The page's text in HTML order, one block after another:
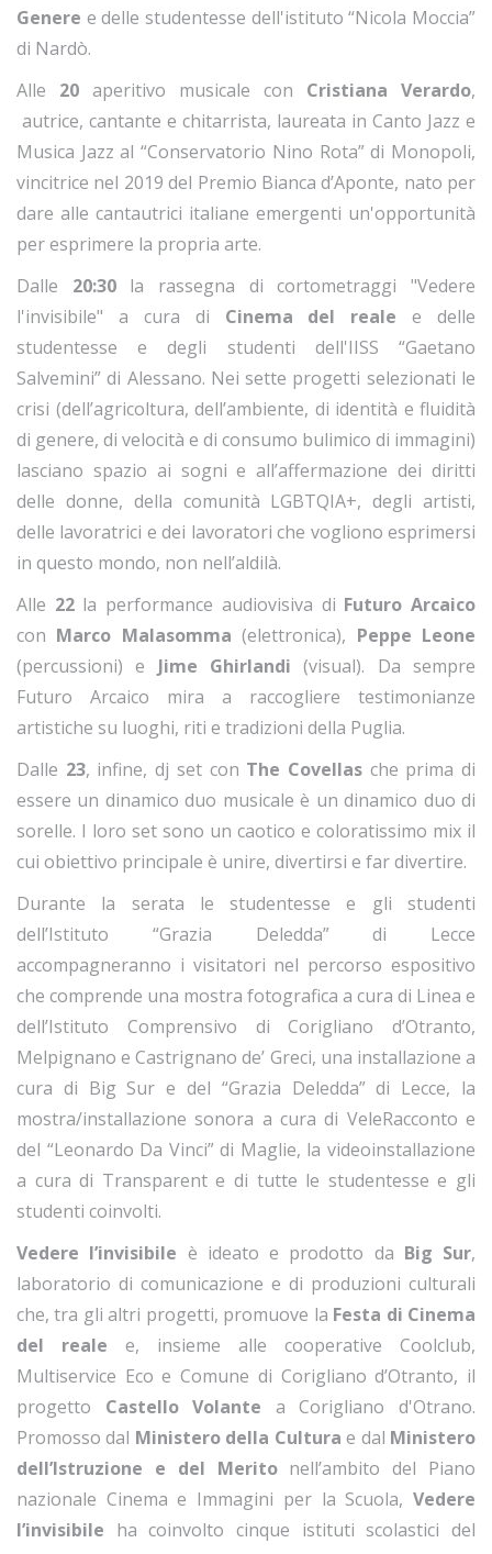
Genere e delle studentesse dell'istituto “Nicola Moccia”
di Nardò.
Alle 20 aperitivo musicale con Cristiana Verardo,
autrice, cantante e chitarrista, laureata in Canto Jazz e
Musica Jazz al “Conservatorio Nino Rota” di Monopoli,
vincitrice nel 2019 del Premio Bianca d’Aponte, nato per
dare alle cantautrici italiane emergenti un'opportunità
per esprimere la propria arte.
Dalle 20:30la rassegna di cortometraggi "Vedere
l'invisibile" a cura di Cinema del reale e delle
studentesse e degli studenti dell'IISS “Gaetano
Salvemini” di Alessano. Nei sette progetti selezionati le
crisi (dell’agricoltura, dell’ambiente, di identità e fluidità
di genere, di velocità e di consumo bulimico di immagini)
lasciano spazio ai sogni e all’affermazione dei diritti
delle donne, della comunità LGBTQIA+, degli artisti,
delle lavoratrici e dei lavoratori che vogliono esprimersi
in questo mondo, non nell’aldilà.
Alle 22la performance audiovisiva di Futuro Arcaico
con Marco Malasomma (elettronica), Peppe Leone
(percussioni) e Jime Ghirlandi (visual). Da sempre
Futuro Arcaico mira a raccogliere testimonianze
artistiche su luoghi, riti e tradizioni della Puglia.
Dalle 23, infine, dj set con The Covellasche prima di
essere un dinamico duo musicale è un dinamico duo di
sorelle. I loro set sono un caotico e coloratissimo mix il
cui obiettivo principale è unire, divertirsi e far divertire.
Durante la serata le studentesse e gli studenti
dell’Istituto “Grazia Deledda” di Lecce
accompagneranno i visitatori nel percorso espositivo
che comprende una mostra fotografica a cura di Linea e
dell’Istituto Comprensivo di Corigliano d’Otranto,
Melpignano e Castrignano de’ Greci, una installazione a
cura di Big Sur e del “Grazia Deledda” di Lecce, la
mostra/installazione sonora a cura di VeleRacconto e
del “Leonardo Da Vinci” di Maglie, la videoinstallazione
a cura di Transparent e di tutte le studentesse e gli
studenti coinvolti.
Vedere l’invisibile è ideato e prodotto da Big Sur,
laboratorio di comunicazione e di produzioni culturali
che, tra gli altri progetti, promuove la Festa di Cinema
del reale e, insieme alle cooperative Coolclub,
Multiservice Eco e Comune di Corigliano d’Otranto, il
progetto Castello Volante a Corigliano d'Otrano.
Promosso dal Ministero della Cultura e dal Ministero
dell’Istruzione e del Meritonell’ambito del Piano
nazionale Cinema e Immagini per la Scuola, Vedere
l’invisibile ha coinvolto cinque istituti scolastici del